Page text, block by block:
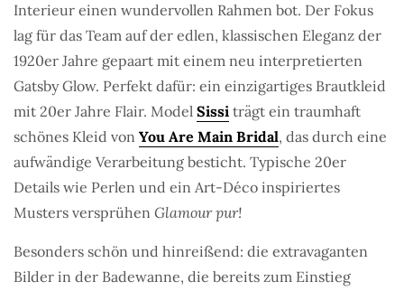
Interieur einen wundervollen Rahmen bot. Der Fokus
lag für das Team auf der edlen, klassischen Eleganz der
1920er Jahre gepaart mit einem neu interpretierten
Gatsby Glow. Perfekt dafür: ein einzigartiges Brautkleid
mit 20er Jahre Flair. Model Sissi trägt ein traumhaft
schönes Kleid von You Are Main Bridal, das durch eine
aufwändige Verarbeitung besticht. Typische 20er
Details wie Perlen und ein Art-Déco inspiriertes
Musters versprühen Glamour pur!
Besonders schön und hinreißend: die extravaganten
Bilder in der Badewanne, die bereits zum Einstieg